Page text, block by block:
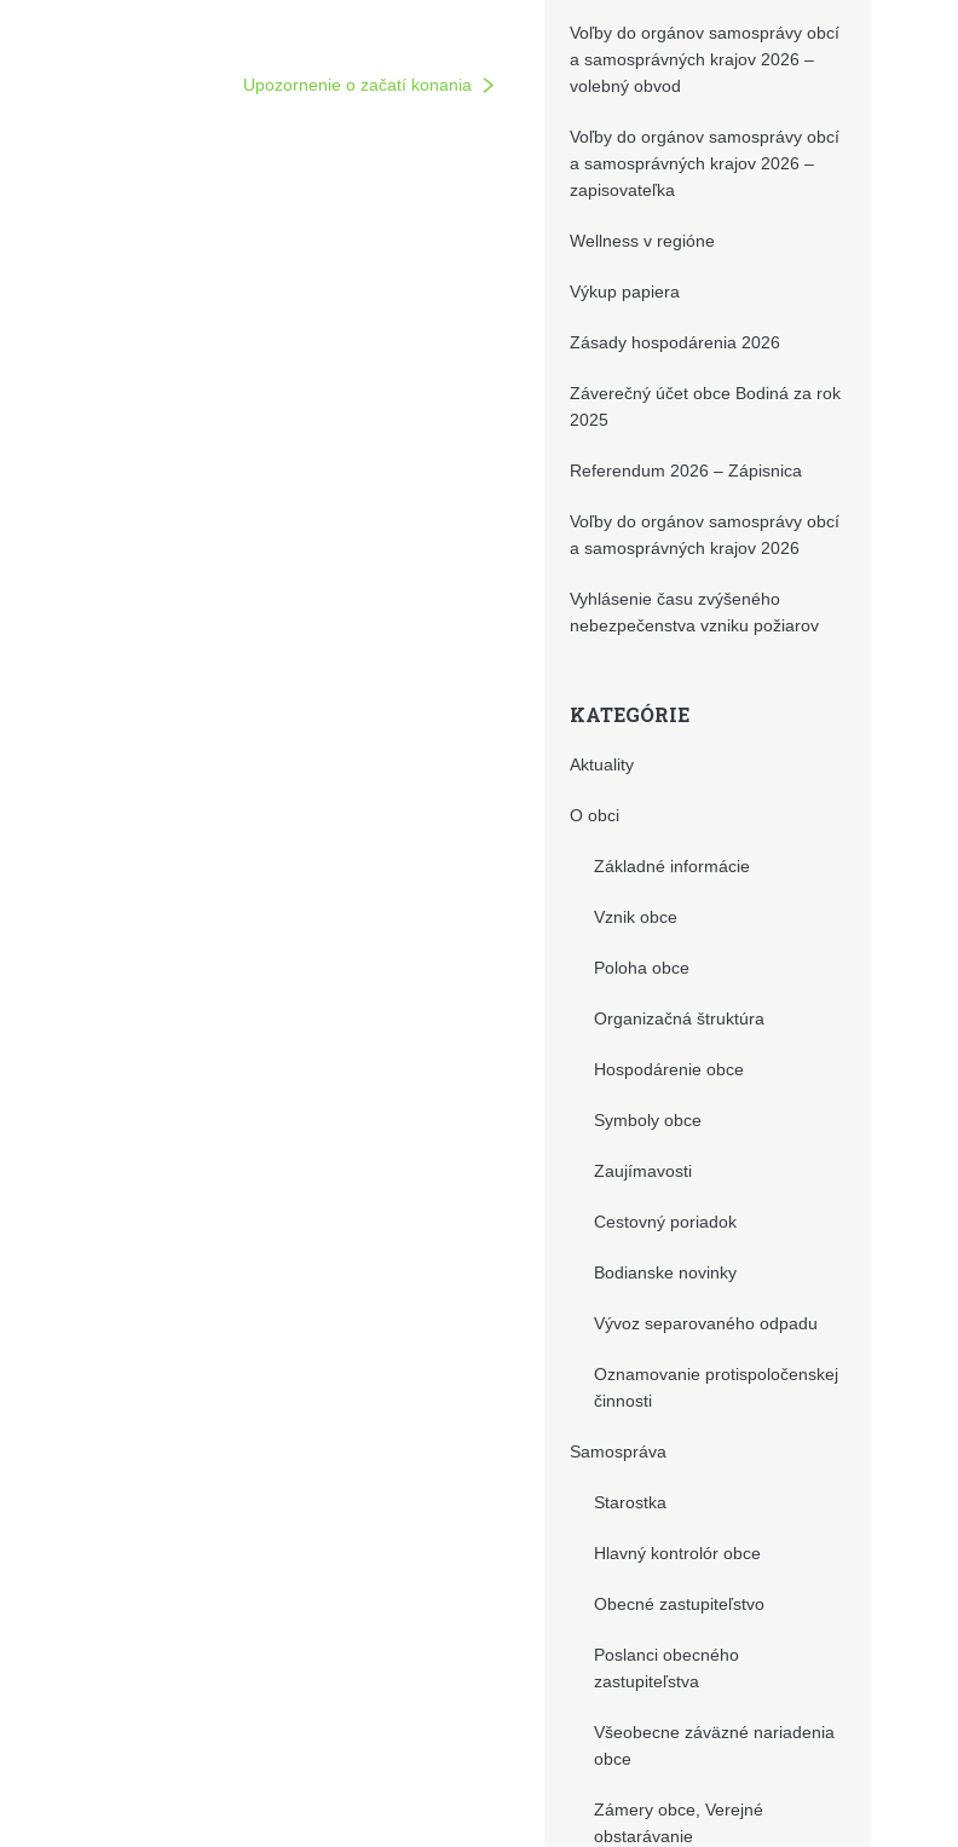
Upozornenie o začatí konania
Voľby do orgánov samosprávy obcí
a samosprávných krajov 2026 –
volebný obvod
Voľby do orgánov samosprávy obcí
a samosprávných krajov 2026 –
zapisovateľka
Wellness v regióne
Výkup papiera
Zásady hospodárenia 2026
Záverečný účet obce Bodiná za rok
2025
Referendum 2026 – Zápisnica
Voľby do orgánov samosprávy obcí
a samosprávných krajov 2026
Vyhlásenie času zvýšeného
nebezpečenstva vzniku požiarov
KATEGÓRIE
Aktuality
O obci
Základné informácie
Vznik obce
Poloha obce
Organizačná štruktúra
Hospodárenie obce
Symboly obce
Zaujímavosti
Cestovný poriadok
Bodianske novinky
Vývoz separovaného odpadu
Oznamovanie protispoločenskej
činnosti
Samospráva
Starostka
Hlavný kontrolór obce
Obecné zastupiteľstvo
Poslanci obecného
zastupiteľstva
Všeobecne záväzné nariadenia
obce
Zámery obce, Verejné
obstarávanie